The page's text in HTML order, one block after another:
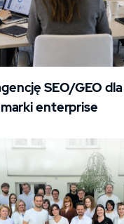
SEO/GEO
enterprise